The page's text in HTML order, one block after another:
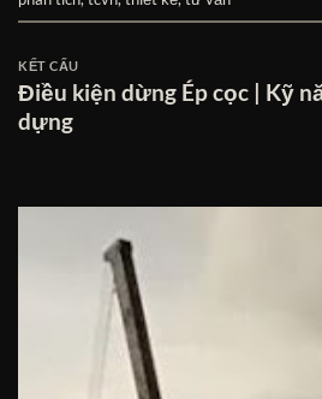
KẾT CẤU
Điều kiện dừng Ép cọc | Kỹ
dựng